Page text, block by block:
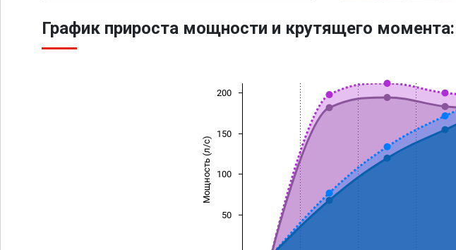
График прироста мощности и крутящего момента:
Мощность (л/с)
50
100
150
200